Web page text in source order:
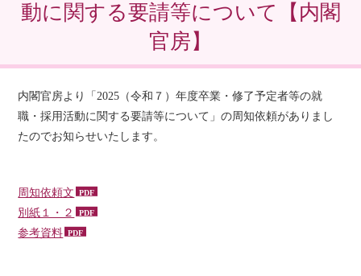
動に関する要請等について【内閣
官房】
内閣官房より「2025（令和７）年度卒業・修了予定者等の就
職・採用活動に関する要請等について」の周知依頼がありまし
たのでお知らせいたします。
周知依頼文
別紙１・２
参考資料